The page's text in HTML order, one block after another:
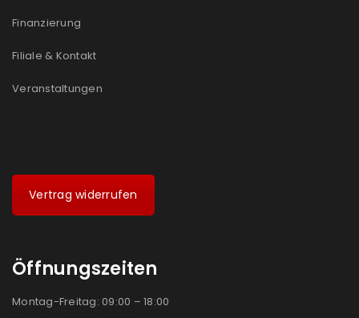
Finanzierung
Filiale & Kontakt
Veranstaltungen
Vertrag widerrufen
Öffnungszeiten
Montag-Freitag: 09:00 – 18:00